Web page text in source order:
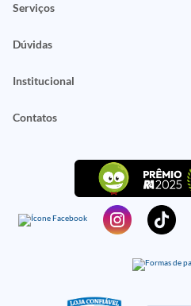
Serviços
Dúvidas
Institucional
Contatos